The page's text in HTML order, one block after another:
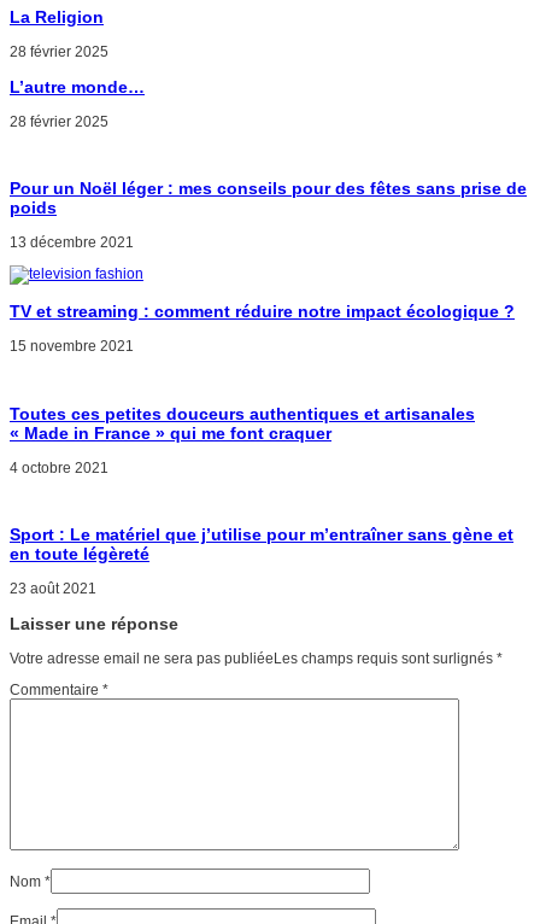
La Religion
28 février 2025
L’autre monde…
28 février 2025
Pour un Noël léger : mes conseils pour des fêtes sans prise de
poids
13 décembre 2021
TV et streaming : comment réduire notre impact écologique ?
15 novembre 2021
Toutes ces petites douceurs authentiques et artisanales
« Made in France » qui me font craquer
4 octobre 2021
Sport : Le matériel que j’utilise pour m’entraîner sans gène et
en toute légèreté
23 août 2021
Laisser une réponse
Votre adresse email ne sera pas publiéeLes champs requis sont surlignés *
Commentaire *
Nom *